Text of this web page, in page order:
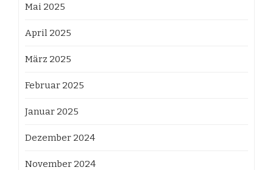
Mai 2025
April 2025
März 2025
Februar 2025
Januar 2025
Dezember 2024
November 2024